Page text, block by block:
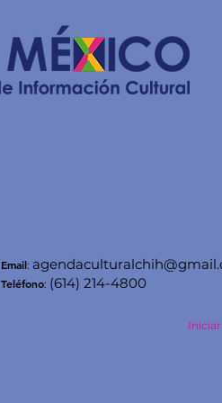
Email:
Teléfono: (614) 214-4800